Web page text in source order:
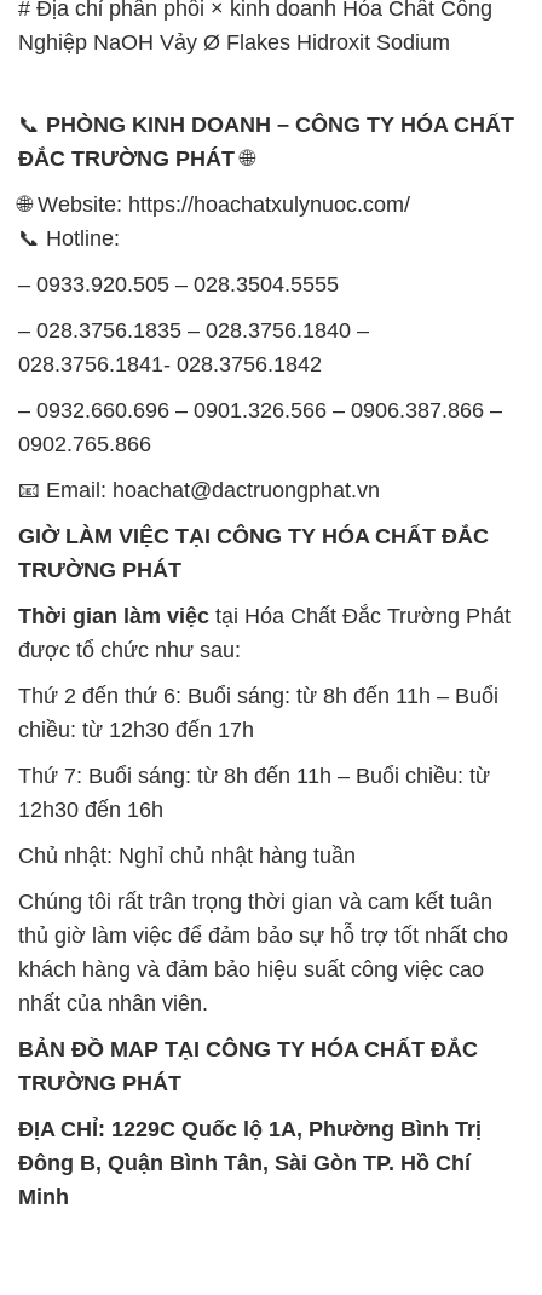
ĐẮC TRƯỜNG PHÁT🌐
🌐 Website: https://hoachatxulynuoc.com/
– 0933.920.505 – 028.3504.5555
028.3756.1841- 028.3756.1842
0902.765.866
📧 Email: hoachat@dactruongphat.vn
TRƯỜNG PHÁT
được tổ chức như sau:
Thứ 2 đến thứ 6: Buổi sáng: từ 8h đến 11h – Buổi
chiều: từ 12h30 đến 17h
Thứ 7: Buổi sáng: từ 8h đến 11h – Buổi chiều: từ
12h30 đến 16h
Chủ nhật: Nghỉ chủ nhật hàng tuần
thủ giờ làm việc để đảm bảo sự hỗ trợ tốt nhất cho
khách hàng và đảm bảo hiệu suất công việc cao
nhất của nhân viên.
BẢN ĐỒ MAP TẠI CÔNG TY HÓA CHẤT ĐẮC
TRƯỜNG PHÁT
ĐỊA CHỈ: 1229C Quốc lộ 1A, Phường Bình Trị
Đông B, Quận Bình Tân, Sài Gòn TP. Hồ Chí
Minh